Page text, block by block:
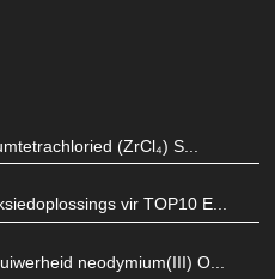
(ZrCl₄) S...
vir TOP10 E...
neodymium(III) O...